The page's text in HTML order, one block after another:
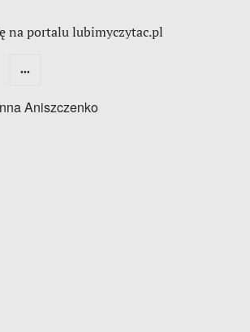
na portalu lubimyczytac.pl
...
Aniszczenko